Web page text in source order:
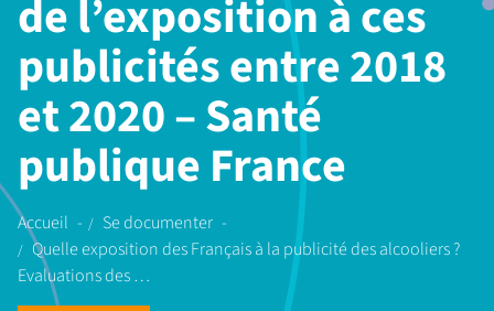
de l’exposition à ces
publicités entre 2018
et 2020 – Santé
publique France
Accueil
Se documenter
Quelle exposition des Français à la publicité des alcooliers ?
Evaluations des …